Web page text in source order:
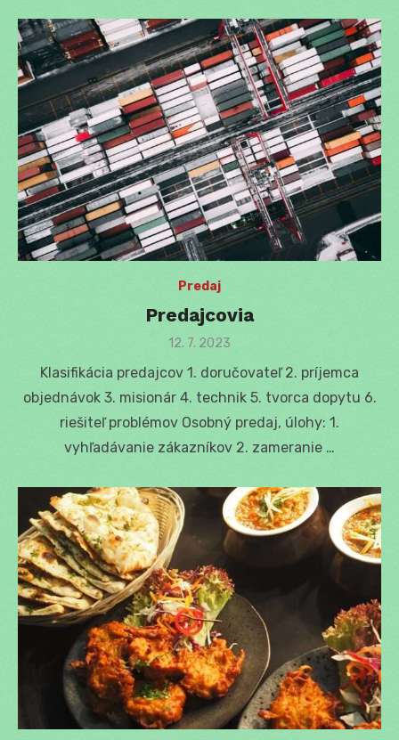
Predaj
Predajcovia
Posted
12. 7. 2023
Klasifikácia predajcov 1. doručovateľ 2. príjemca
objednávok 3. misionár 4. technik 5. tvorca dopytu 6.
riešiteľ problémov Osobný predaj, úlohy: 1.
vyhľadávanie zákazníkov 2. zameranie …